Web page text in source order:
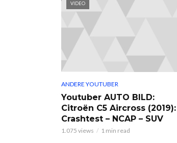
VIDEO
ANDERE YOUTUBER
Youtuber AUTO BILD:
Citroën C5 Aircross (2019):
Crashtest – NCAP – SUV
1.075 views 1 min read